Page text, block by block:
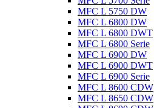
MFC L 5750 DW
MFC L 6800 DW
MFC L 6800 DWT
MFC L 6800 Serie
MFC L 6900 DW
MFC L 6900 DWT
MFC L 6900 Serie
MFC L 8600 CDW
MFC L 8650 CDW